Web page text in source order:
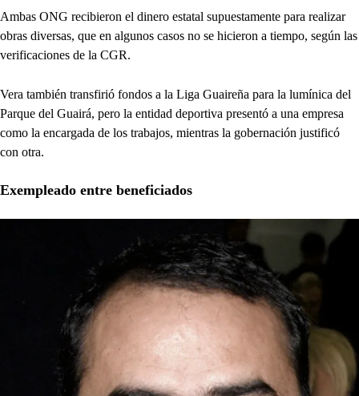
Ambas ONG recibieron el dinero estatal supuestamente para realizar
obras diversas, que en algunos casos no se hicieron a tiempo, según las
verificaciones de la CGR.
Vera también transfirió fondos a la Liga Guaireña para la lumínica del
Parque del Guairá, pero la entidad deportiva presentó a una empresa
como la encargada de los trabajos, mientras la gobernación justificó
con otra.
Exempleado entre beneficiados